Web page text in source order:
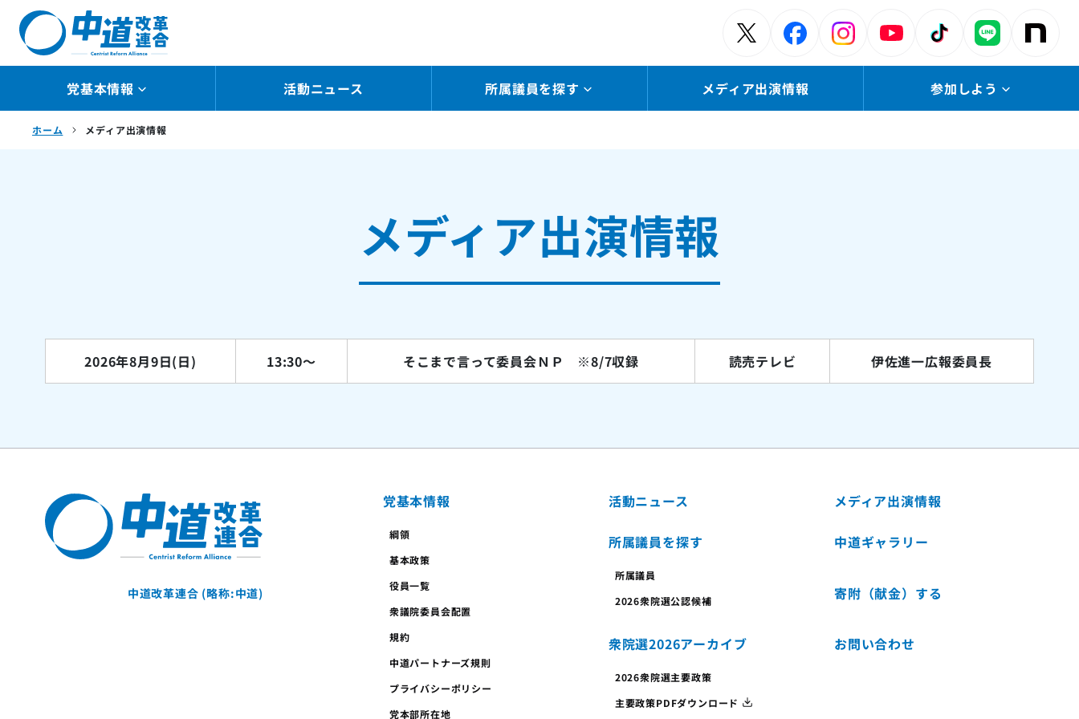
党基本情報 活動ニュース 所属議員を探す メディア出演情報 参加しよう
ホーム メディア出演情報
メディア出演情報
2026年8月9日(日) 13:30〜 そこまで言って委員会ＮＰ ※8/7収録 読売テレビ 伊佐進一広報委員長
中道改革連合 (略称:中道)
党基本情報
綱領
基本政策
役員一覧
衆議院委員会配置
規約
中道パートナーズ規則
プライバシーポリシー
党本部所在地
活動ニュース
所属議員を探す
所属議員
2026衆院選公認候補
衆院選2026アーカイブ
2026衆院選主要政策
主要政策PDFダウンロード
メディア出演情報
中道ギャラリー
寄附（献金）する
お問い合わせ